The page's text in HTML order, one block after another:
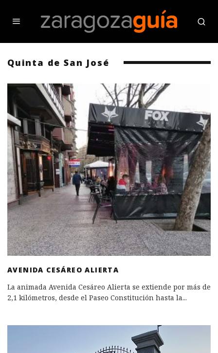
Quinta de San José
AVENIDA CESÁREO ALIERTA
La animada Avenida Cesáreo Alierta se extiende por más de
2,1 kilómetros, desde el Paseo Constitución hasta la...